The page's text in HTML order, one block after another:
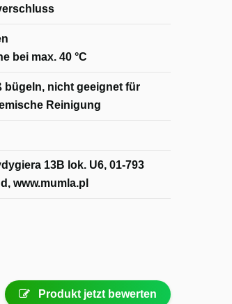
bei max. 40 °C
bügeln, nicht geeignet für
Reinigung
13B lok. U6, 01-793
www.mumla.pl
Produkt jetzt bewerten